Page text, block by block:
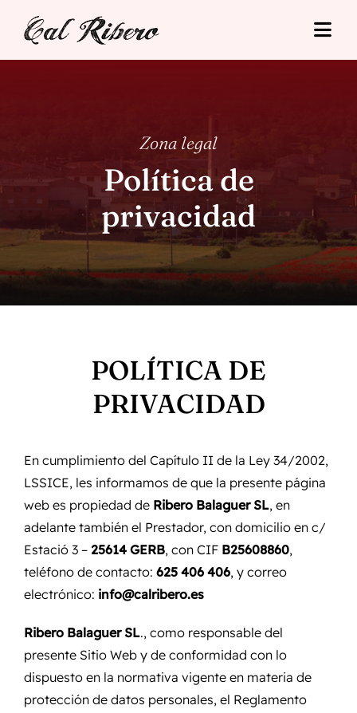
Zona legal
Política de
privacidad
POLÍTICA DE
PRIVACIDAD
En cumplimiento del Capítulo II de la Ley 34/2002,
LSSICE, les informamos de que la presente página
web es propiedad de Ribero Balaguer SL, en
adelante también el Prestador, con domicilio en c/
Estació 3 – 25614 GERB, con CIF B25608860,
teléfono de contacto: 625 406 406, y correo
electrónico: info@calribero.es
Ribero Balaguer SL., como responsable del
presente Sitio Web y de conformidad con lo
dispuesto en la normativa vigente en materia de
protección de datos personales, el Reglamento